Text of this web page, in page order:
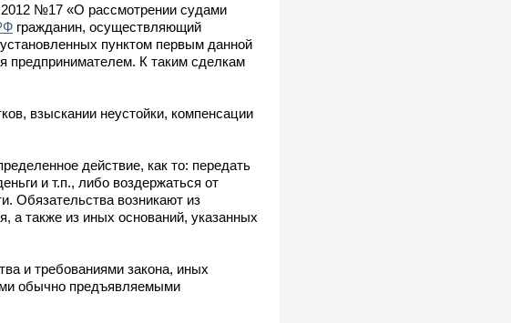
№17 «О рассмотрении судами
гражданин, осуществляющий
пунктом первым данной
предпринимателем. К таким сделкам
взыскании неустойки, компенсации
действие, как то: передать
и т.п., либо воздержаться от
Обязательства возникают из
а также из иных оснований, указанных
и требованиями закона, иных
обычно предъявляемыми